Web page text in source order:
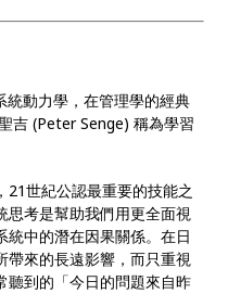
動力學，在管理學的經典
吉 (Peter Senge) 稱為學習
21世紀公認最重要的技能之
思考是幫助我們用更全面視
統中的潛在因果關係。在日
帶來的長遠影響，而只重視
聽到的「今日的問題來自昨